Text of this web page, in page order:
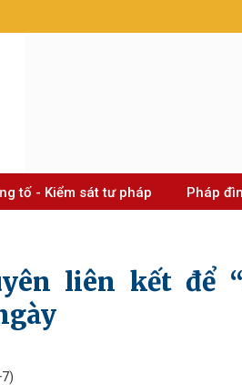
tố - Kiểm sát tư pháp Pháp
liên kết để